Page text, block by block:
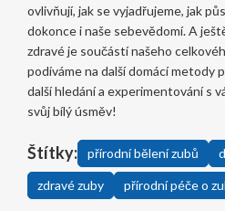
ovlivňují, jak se vyjadřujeme, jak
dokonce i naše sebevědomí. A
zdravé je součástí našeho
podíváme na další domácí metody
další hledání a experimentování s
svůj bílý úsměv!
Štítky: přírodní bělení zubů
zdravé zuby přírodní péče o